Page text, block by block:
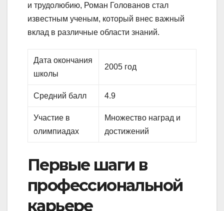
и трудолюбию, Роман Голованов стал
известным ученым, который внес важный
вклад в различные области знаний.
Дата окончания
школы
2005 год
Средний балл 4.9
Участие в
олимпиадах
Множество наград и
достижений
Первые шаги в
профессиональной
карьере